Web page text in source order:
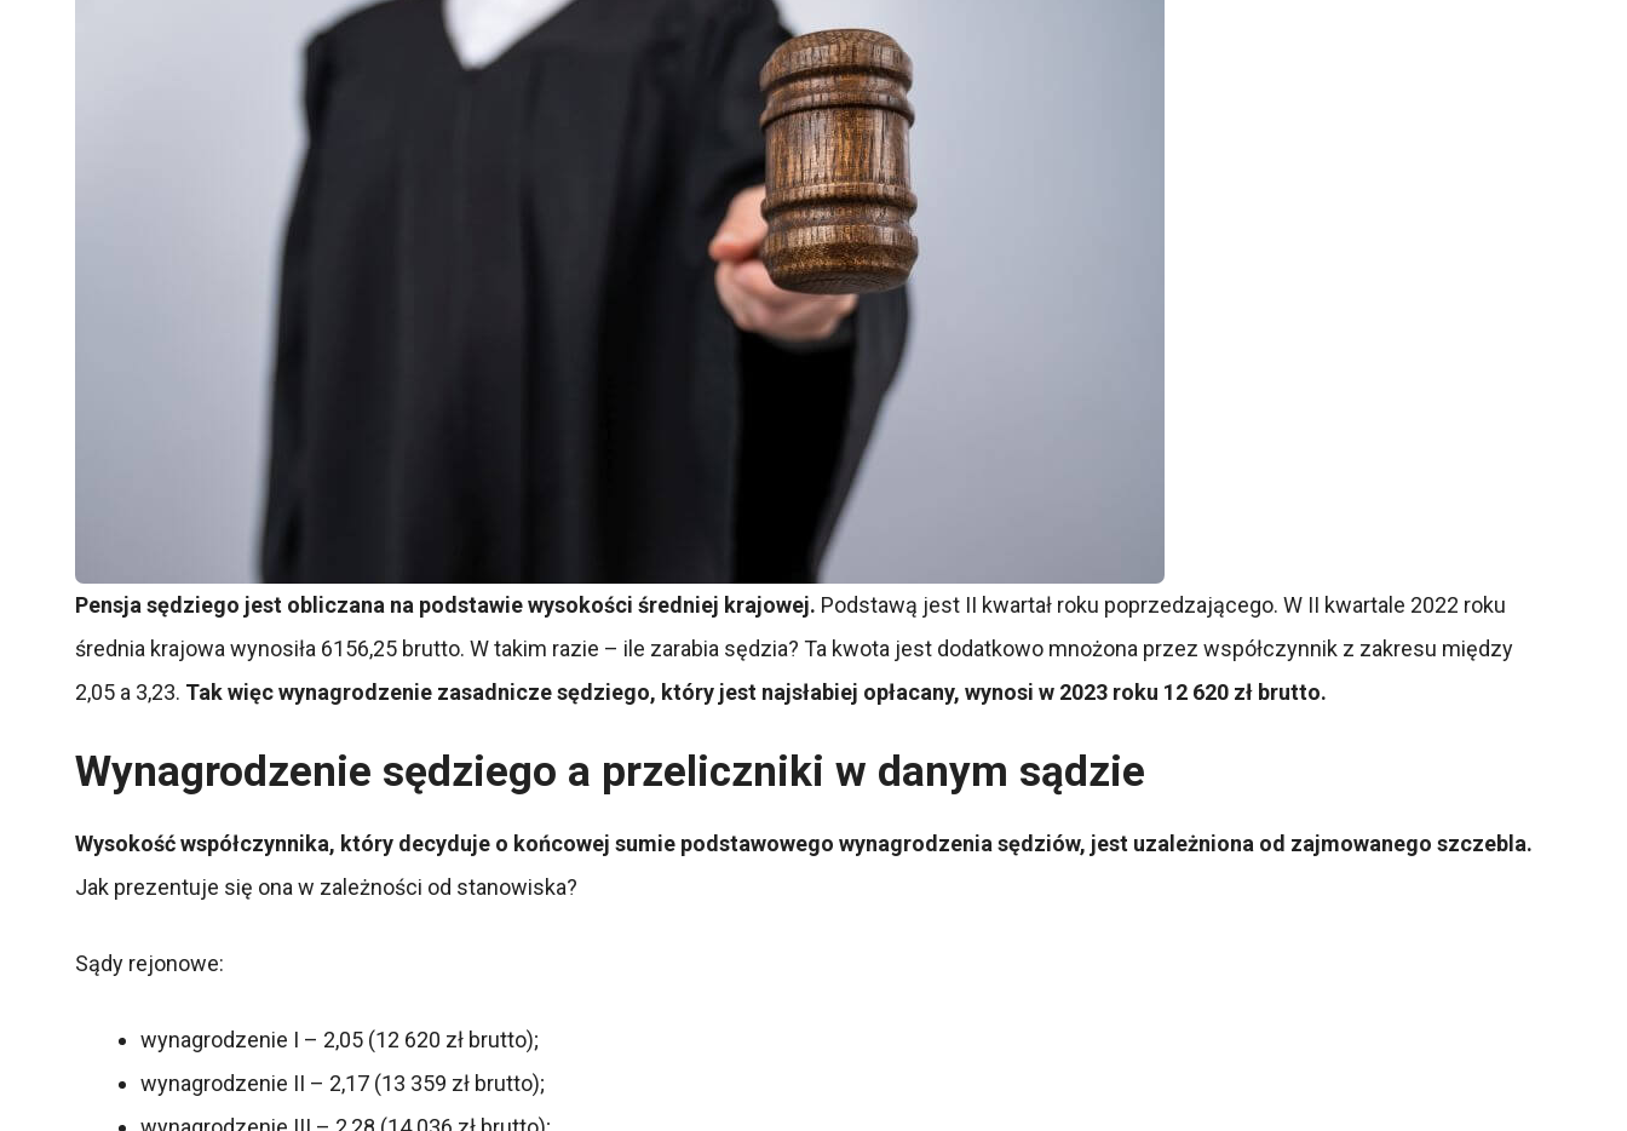
Pensja sędziego jest obliczana na podstawie wysokości średniej krajowej. Podstawą jest II kwartał roku poprzedzającego. W II kwartale 2022 roku
średnia krajowa wynosiła 6156,25 brutto. W takim razie – ile zarabia sędzia? Ta kwota jest dodatkowo mnożona przez współczynnik z zakresu między
2,05 a 3,23. Tak więc wynagrodzenie zasadnicze sędziego, który jest najsłabiej opłacany, wynosi w 2023 roku 12 620 zł brutto.
Wynagrodzenie sędziego a przeliczniki w danym sądzie
Wysokość współczynnika, który decyduje o końcowej sumie podstawowego wynagrodzenia sędziów, jest uzależniona od zajmowanego szczebla.
Jak prezentuje się ona w zależności od stanowiska?
Sądy rejonowe:
wynagrodzenie I – 2,05 (12 620 zł brutto);
wynagrodzenie II – 2,17 (13 359 zł brutto);